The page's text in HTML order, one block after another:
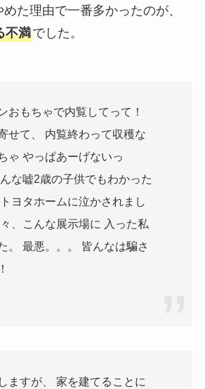
た理由で一番多かったのが、
不満でした。
おもちゃで内覧してって！
せて、 内覧終わって収穫な
ゃ やっぱあーげないっ
な嘘2歳の子供でもわかった
ヨタホームに泣かされまし
、こんな展示場に 入った私
。 最悪。。。 皆んなは騙さ
ますが、 家を建てることに